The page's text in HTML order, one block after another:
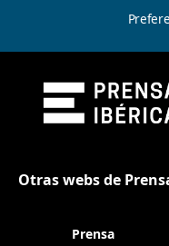
Otras webs de
Prensa